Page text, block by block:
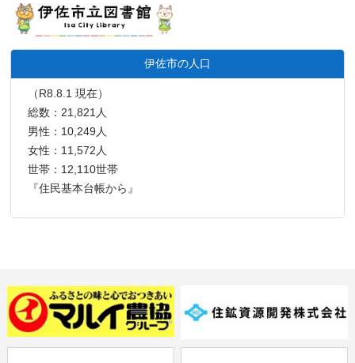
伊佐市の人口
（R8.8.1 現在）
総数：21,821人
男性：10,249人
女性：11,572人
世帯：12,110世帯
『住民基本台帳から』